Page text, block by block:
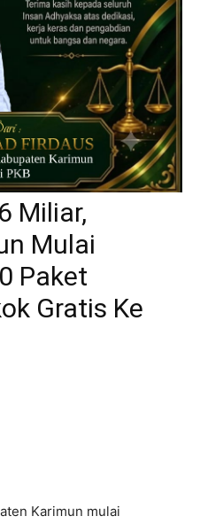
Miliar,
Mulai
Paket
Gratis Ke
Karimun mulai